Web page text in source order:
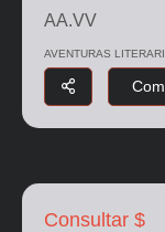
AA.VV
AVENTURAS
Consultar $